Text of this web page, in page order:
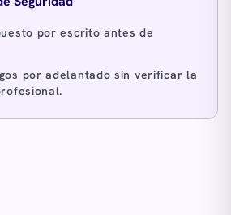
por escrito antes de
por adelantado sin verificar la